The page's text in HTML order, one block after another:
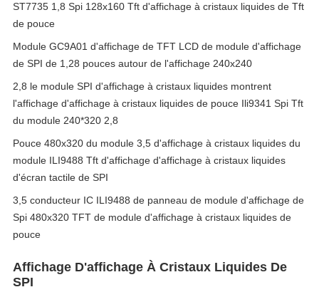
ST7735 1,8 Spi 128x160 Tft d'affichage à cristaux liquides de Tft
de pouce
Module GC9A01 d'affichage de TFT LCD de module d'affichage
de SPI de 1,28 pouces autour de l'affichage 240x240
2,8 le module SPI d'affichage à cristaux liquides montrent
l'affichage d'affichage à cristaux liquides de pouce Ili9341 Spi Tft
du module 240*320 2,8
Pouce 480x320 du module 3,5 d'affichage à cristaux liquides du
module ILI9488 Tft d'affichage d'affichage à cristaux liquides
d'écran tactile de SPI
3,5 conducteur IC ILI9488 de panneau de module d'affichage de
Spi 480x320 TFT de module d'affichage à cristaux liquides de
pouce
Affichage D'affichage À Cristaux Liquides De
SPI